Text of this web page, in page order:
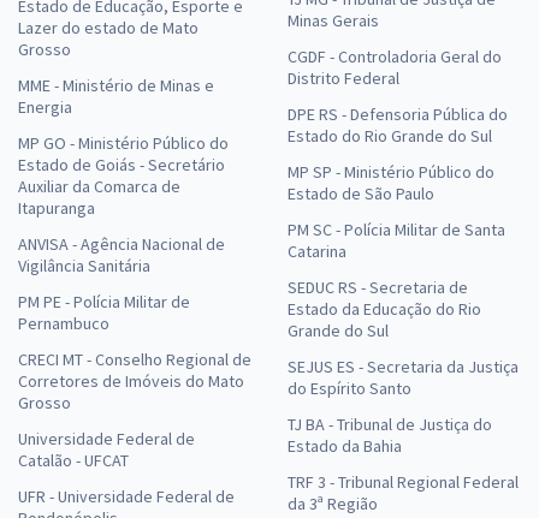
Estado de Educação, Esporte e
Lazer do estado de Mato
Grosso
MME - Ministério de Minas e
Energia
MP GO - Ministério Público do
Estado de Goiás - Secretário
Auxiliar da Comarca de
Itapuranga
ANVISA - Agência Nacional de
Vigilância Sanitária
PM PE - Polícia Militar de
Pernambuco
CRECI MT - Conselho Regional de
Corretores de Imóveis do Mato
Grosso
Universidade Federal de
Catalão - UFCAT
UFR - Universidade Federal de
Minas Gerais
CGDF - Controladoria Geral do
Distrito Federal
DPE RS - Defensoria Pública do
Estado do Rio Grande do Sul
MP SP - Ministério Público do
Estado de São Paulo
PM SC - Polícia Militar de Santa
Catarina
SEDUC RS - Secretaria de
Estado da Educação do Rio
Grande do Sul
SEJUS ES - Secretaria da Justiça
do Espírito Santo
TJ BA - Tribunal de Justiça do
Estado da Bahia
TRF 3 - Tribunal Regional Federal
da 3ª Região